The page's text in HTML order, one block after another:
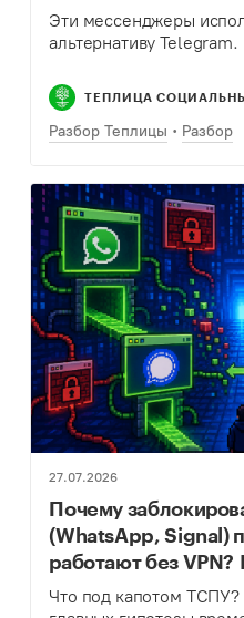
Эти мессенджеры
альтернативу Telegram.
ТЕПЛИЦА
Разбор Теплицы Разбор
27.07.2026
Почему
(WhatsApp, Signal)
работают без VPN?
Что под капотом ТСПУ?